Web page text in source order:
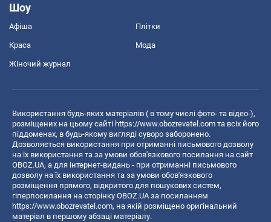
Шоу
Афіша Плітки
Краса Мода
Жіночий журнал
Використання будь-яких матеріалів ( в тому числі фото- та відео-),
розміщених на цьому сайті https://www.obozrevatel.com та всіх його
піддоменах, в будь-якому вигляді суворо заборонено.
Дозволяється використання при отриманні письмового дозволу
на їх використання та за умови обов'язкового посилання на сайт
OBOZ.UA, а для інтернет-видань - при отриманні письмового
дозволу на їх використання та за умови обов'язкового
розміщення прямого, відкритого для пошукових систем,
гіперпосилання на сторінку OBOZ.UA за посиланням
https://www.obozrevatel.com, на якій розміщено оригінальний
матеріал в першому абзаці матеріалу.